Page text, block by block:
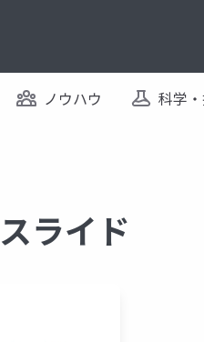
ノウハウ 科学
ライド